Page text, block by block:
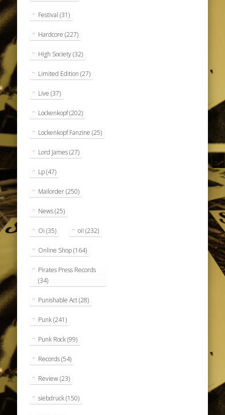
Festival (31)
Hardcore (227)
High Society(32)
Limited Edition (27)
Live (37)
Lockenkopf(202)
Lockenkopf Fanzine (25)
Lord James(27)
Lp(47)
Mailorder(250)
News(25)
Oi (35) oi! (232)
Online Shop(164)
Pirates Press Records
(34)
Punishable Act(28)
Punk(241)
Punk Rock(99)
Records(54)
Review(23)
siebdruck(150)